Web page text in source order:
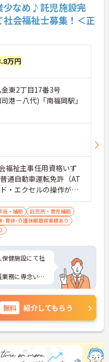
少なめ♪託児施設完
会福祉士募集！＜正
万円
東2丁目17番3号
港－八代)「南福岡駅」
福祉主事任用資格いず
通自動車運転免許（AT
エクセルの操作がで
ある方歓迎♪
当・補助
託児所・育児補助
･育休･介護休暇取得実績あり
健施設にて社
務に専念いた
環境です！
など、さらに
ご相談くださ
無料 紹介してもらう